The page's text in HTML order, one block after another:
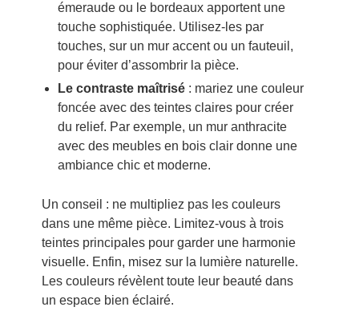
émeraude ou le bordeaux apportent une
touche sophistiquée. Utilisez-les par
touches, sur un mur accent ou un fauteuil,
pour éviter d’assombrir la pièce.
Le contraste maîtrisé: mariez une couleur
foncée avec des teintes claires pour créer
du relief. Par exemple, un mur anthracite
avec des meubles en bois clair donne une
ambiance chic et moderne.
Un conseil : ne multipliez pas les couleurs
dans une même pièce. Limitez-vous à trois
teintes principales pour garder une harmonie
visuelle. Enfin, misez sur la lumière naturelle.
Les couleurs révèlent toute leur beauté dans
un espace bien éclairé.